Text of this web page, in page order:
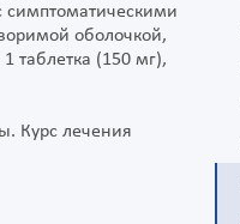
симптоматическими
оболочкой,
таблетка (150 мг),
Курс лечения